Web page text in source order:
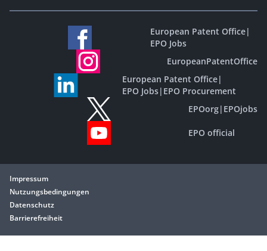
European Patent Office|
EPO Jobs
EuropeanPatentOffice
European Patent Office|
EPO Jobs| EPO Procurement
EPOorg| EPOjobs
EPO official
Impressum
Nutzungsbedingungen
Datenschutz
Barrierefreiheit